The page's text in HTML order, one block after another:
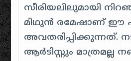
സീരിയലിലുമായി
മിഥുന്‍ രമേഷാണ് ഈ
അവതരിപ്പിക്കുന്നത്.
ആര്‍ടിസ്റ്റും മാത്രമല്ല